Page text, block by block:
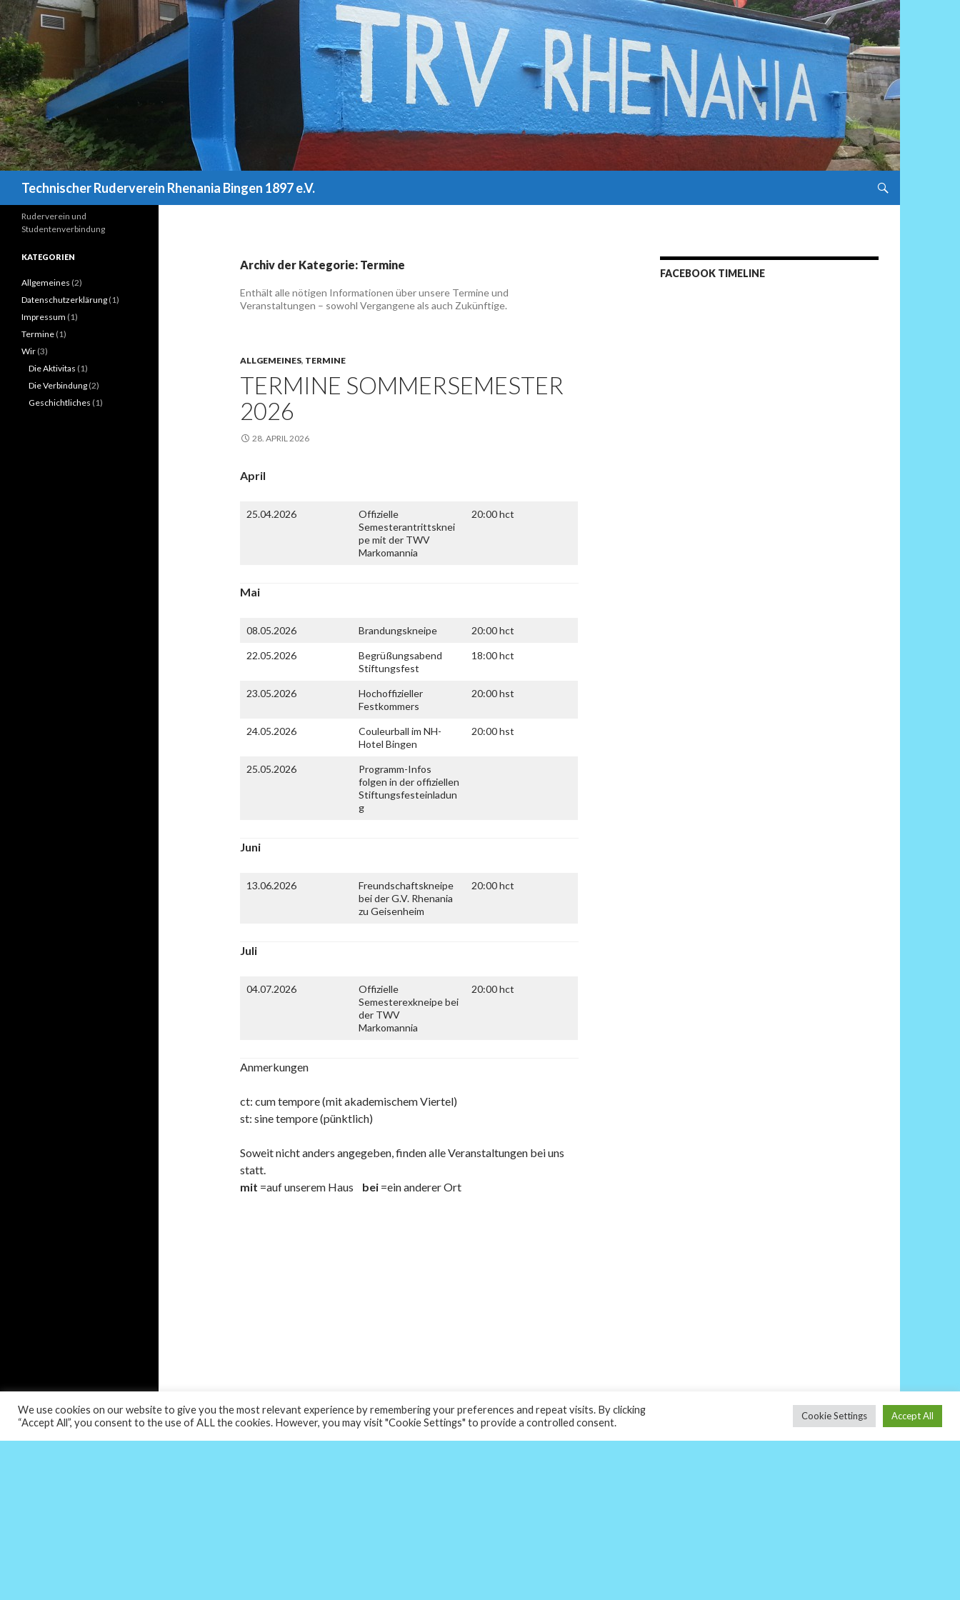
Technischer Ruderverein Rhenania Bingen 1897 e.V.
Archiv der Kategorie: Termine
Enthält alle nötigen Informationen über unsere Termine und
Veranstaltungen – sowohl Vergangene als auch Zukünftige.
ALLGEMEINES, TERMINE
TERMINE SOMMERSEMESTER
2026
28. APRIL 2026
April
25.04.2026
Offizielle
Semesterantrittsknei
pe mit der TWV
Markomannia
20:00 hct
Mai
08.05.2026 Brandungskneipe 20:00 hct
22.05.2026
Begrüßungsabend
Stiftungsfest
18:00 hct
23.05.2026
Hochoffizieller
Festkommers
20:00 hst
24.05.2026
Couleurball im NH-
Hotel Bingen
20:00 hst
25.05.2026
Programm-Infos
folgen in der offiziellen
Stiftungsfesteinladun
g
Juni
13.06.2026
Freundschaftskneipe
bei der G.V. Rhenania
zu Geisenheim
20:00 hct
Juli
04.07.2026
Offizielle
Semesterexkneipe bei
der TWV
Markomannia
20:00 hct
Anmerkungen
ct: cum tempore (mit akademischem Viertel)
st: sine tempore (pünktlich)
Soweit nicht anders angegeben, finden alle Veranstaltungen bei uns
statt.
mit =auf unserem Haus bei =ein anderer Ort
FACEBOOK TIMELINE
Ruderverein und
Studentenverbindung
KATEGORIEN
Allgemeines (2)
Datenschutzerklärung (1)
Impressum (1)
Termine (1)
Wir (3)
Die Aktivitas (1)
Die Verbindung (2)
Geschichtliches (1)
We use cookies on our website to give you the most relevant experience by remembering your preferences and repeat visits. By clicking
“Accept All”, you consent to the use of ALL the cookies. However, you may visit "Cookie Settings" to provide a controlled consent.
Cookie Settings Accept All